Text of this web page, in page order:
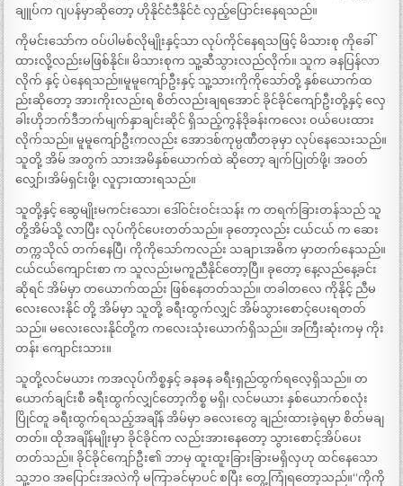
ချူပ်က ဂျပန်မှာဆိုတော့ ဟိုနိုင်ငံဒီနိုင်ငံ လှည့်ပြောင်းနေရသည်။
ကိုမင်းသော်က ဝပ်ပါမစ်လိုမျိုးနှင့်သာ လုပ်ကိုင်နေရသဖြင့် မိသားစု ကိုခေါ်
ထားလို့လည်းမဖြစ်နိုင်။ မိသားစုက သူ့ဆီသွားလည်လိုက်။ သူက ခနပြန်လာ
လိုက် နှင့် ပဲနေရသည်။မူမူကျော်ဦးနှင့် သူ့သားကိုကိုသော်တို့ နှစ်ယောက်ထ
ည်းဆိုတော့ အားကိုးလည်းရ စိတ်လည်းချရအောင် ခိုင်ခိုင်ကျော်ဦးတို့နှင့် လှေ
ခါးဟိုဘက်ဒီဘက်မျက်နှာချင်းဆိုင် ရှိသည့်ကွန်ဒိုခန်းကလေး ဝယ်ပေးထား
လိုက်သည်။ မူမူကျော်ဦးကလည်း အောဒစ်ကုမ္ပဏီတခုမှာ လုပ်နေသေးသည်။
သူတို့ အိမ် အတွက် သားအမိနှစ်ယောက်ထဲ ဆိုတော့ ချက်ပြုတ်ဖို့၊ အဝတ်
လျှော်၊အိမ်ရှင်းဖို့၊ လူငှားထားရသည်။
သူတို့နှင့် ဆွေမျိုးမကင်းသော၊ ဒေါ်ဝင်းဝင်းသန်း က တရက်ခြားတန်သည် သူ
တို့အိမ်သို့ လာပြီး လုပ်ကိုင်ပေးတတ်သည်။ ခုတော့လည်း ငယ်ငယ် က ဆေး
တက္ကသိုလ် တက်နေပြီ၊ ကိုကိုသော်ကလည်း သချာၤအဓိက မှာတက်နေသည်။
ငယ်ငယ်ကျောင်းစာ က သူလည်းမကူညီနိုင်တော့ပြီ။ ခုတော့ နေ့လည်နေ့ခင်း
ဆိုရင် အိမ်မှာ တယောက်ထည်း ဖြစ်နေတတ်သည်။ တခါတလေ ကိုနိုင့် ညီမ
လေးလေးနိုင် တို့ အိမ်မှာ သူတို့ ခရီးထွက်လျှင် အိမ်သွားစောင့်ပေးရတတ်
သည်။ မလေးလေးနိုင်တို့က ကလေးသုံးယောက်ရှိသည်။ အကြီးဆုံးကမှ ကိုး
တန်း ကျောင်းသား။
သူတို့လင်မယား ကအလုပ်ကိစ္စနှင့် ခနခန ခရီးရှည်ထွက်ရလေ့ရှိသည်။ တ
ယောက်ချင်းစီ ခရီးထွက်လျှင်တော့ကိစ္စ မရှိ၊ လင်မယား နှစ်ယောက်စလုံး
ပြိုင်တူ ခရီးထွက်ရသည့်အချိန် အိမ်မှာ ခလေးတွေ ချည်းထားခဲ့ရမှာ စိတ်မချ
တတ်။ ထိုအချိန်မျိုးမှာ ခိုင်ခိုင်က လည်းအားနေတော့ သွားစောင့်အိပ်ပေး
တတ်သည်။ ခိုင်ခိုင်ကျော်ဦး၏ ဘာမှ ထူးထူးခြားခြားမရှိလှဟု ထင်နေသော
သူ့ဘဝ အပြောင်းအလဲကို မကြာခင်မှာပင် စပြီး တွေ့ကြုံရတော့သည်။“ကိုကို